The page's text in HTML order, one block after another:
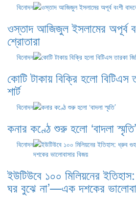
বিনোদন
ওস্তাদ আজিজুল ইসলামের অপূর্ব
শ্রোতারা
বিনোদন
কোটি টাকায় বিক্রি হলো বিটিএস
শার্ট
বিনোদন
কনার কণ্ঠে শুরু হলো ‘বাদলা স্মৃতি’
বিনোদন
ইউটিউবে ১০০ মিলিয়নের
ঘর বুঝে না’—এক দশকের